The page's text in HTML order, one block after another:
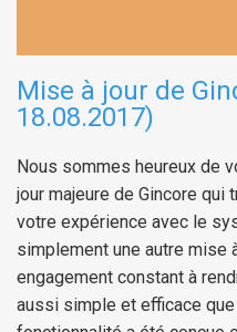
Mise à jour de
18.08.2017)
Nous sommes heureux de
jour majeure de Gincore qui
votre expérience avec le
simplement une autre mise
engagement constant à
aussi simple et efficace